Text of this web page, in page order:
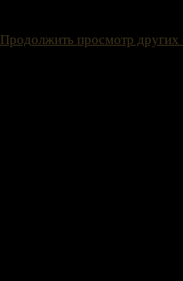
Продолжить просмотр других